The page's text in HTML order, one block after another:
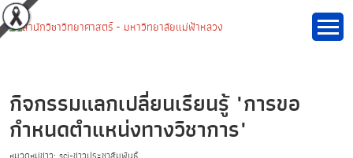
กิจกรรมแลกเปลี่ยนเรียนรู้ "การขอ
กำหนดตำแหน่งทางวิชาการ"